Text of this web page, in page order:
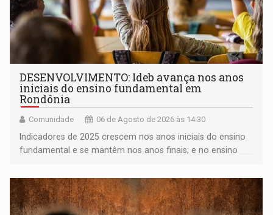
DESENVOLVIMENTO: Ideb avança nos anos
iniciais do ensino fundamental em
Rondônia
Comunidade 06 de Agosto de 2026 às 14:30
Indicadores de 2025 crescem nos anos iniciais do ensino
fundamental e se mantêm nos anos finais; e no ensino